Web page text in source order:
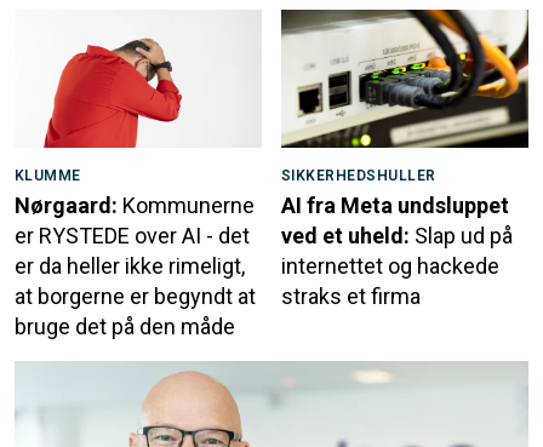
KLUMME
Nørgaard: Kommunerne
er RYSTEDE over AI - det
er da heller ikke rimeligt,
at borgerne er begyndt at
bruge det på den måde
SIKKERHEDSHULLER
AI fra Meta undsluppet
ved et uheld: Slap ud på
internettet og hackede
straks et firma